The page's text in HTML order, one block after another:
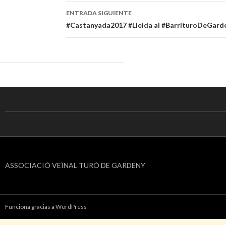
de
entradas
ENTRADA SIGUIENTE
#Castanyada2017 #Lleida al
ASSOCIACIÓ VEÏNAL TURÓ DE GARDENY
Funciona gracias a WordPress